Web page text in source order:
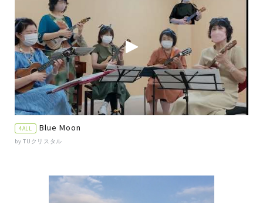
4ALL Blue Moon
by TUクリスタル